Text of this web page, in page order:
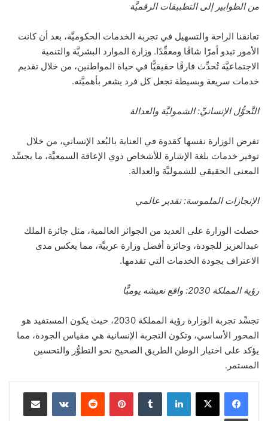
من الطوابير إلى التطبيقات الرقميَّة
تعانقنا الراحة والتسهيل في تجربة الخدمات الحكوميَّة، بعد أن كانت
الأمور تبدو أمرًا شاقًا ومعقِّدًا. وزارة الموارد البشريَّة والتنمية
الاجتماعيَّة تُحدِّث فارقًا حقيقيًّا في حياة المواطنين، من خلال تقديم
خدمات سريعة وبسيطة تجعل كل فرد يشعر بأهميَّته.
التَّحوُّل الإنسانيِّ: الشموليَّة والعدالة
تفرض الوزارة نفسها كقدوة في العناية بالبُعد الإنساني، من خلال
توفير خدمات بلغة الإشارة للأشخاص ذوي الإعاقة السمعيَّة، ما يجسِّد
المعنى الحقيقي للشموليَّة والعدالة.
الإنجازات الملموسة: تقدير عالمي
حصلت الوزارة على العديد من الجوائز العالمية، مثل جائزة الملك
عبدالعزيز للجودة، وجائزة أفضل وزارة عربيَّة، مما يعكس مدى
الاعتراف بجودة الخدمات التي تقدمها.
رؤية المملكة 2030: واقع نعيشه يوميًّا
تجسِّد تجربة الوزارة رؤية المملكة 2030، حيث يكون المستفيد هو
المحور الأساسي، وتكون التجربة الإنسانية هي مقياس الجودة، مما
يؤكد على اختيار الوطن الطريق الصحيح نحو التطوُّر والتحسين
المستمر.
لينكدإن بينتيريست